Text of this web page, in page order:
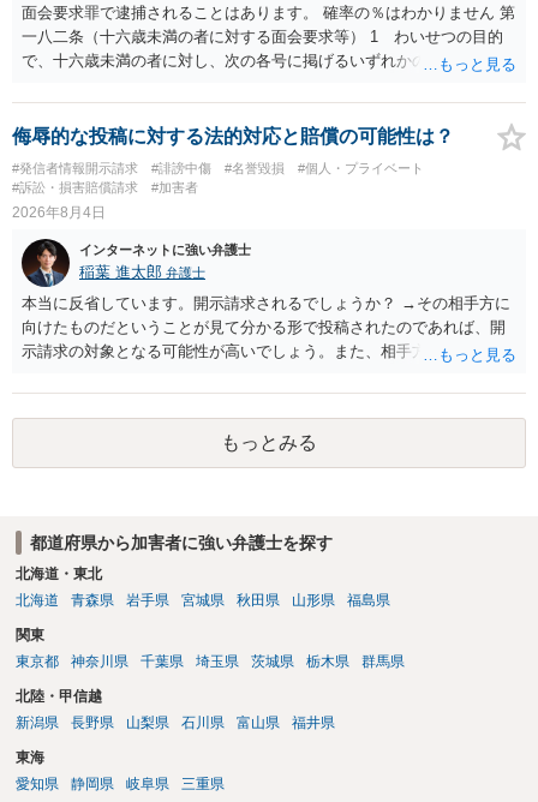
面会要求罪で逮捕されることはあります。 確率の％はわかりません 第
一八二条（十六歳未満の者に対する面会要求等） 1 わいせつの目的
で、十六歳未満の者に対し、次の各号に掲げるいずれかの行為をした
が生まれた日より五年以上前の日に生まれた者に限る。）は、一年以
下の拘禁刑又は五十万円以下の罰金に処する。 一 威迫し、偽計を用
い又は誘惑して面会を要求すること。 二 拒まれたにもかかわらず、
反復して面会を要求すること。 三 金銭その他の利益を供与し、又は
その申込み若しくは約束をして面会を要求すること。 2前項の罪を犯
二年以下の拘禁刑又は百万円以下の罰金に処する。
侮辱的な投稿に対する法的対応と賠償の可能性は？
#発信者情報開示請求 #誹謗中傷 #名誉毀損
#個人・プライベート
#訴訟・損害賠償請求
#加害者
2026年8月4日
インターネットに強い弁護士
稲葉 進太郎 弁護士
本当に反省しています。開示請求されるでしょうか？ →その相手方に
向けたものだということが見て分かる形で投稿されたのであれば、開
示請求の対象となる可能性が高いでしょう。また、相手方の投稿した
と存じます。発信者情報開示請求が進むと、投稿に使った回線の契約
者のところに、意見照会がなされます。アカウント情報開示の場合
は、アカウントの登録メールに意見照会がなされます。 また、された
場合賠償金はいくらでしょうか。 →ケースバイケースであり、数万円
もっとみる
都道府県から加害者に強い弁護士を探す
北海道・東北
北海道
青森県 岩手県 宮城県 秋田県 山形県 福島県
関東
東京都
神奈川県 千葉県 埼玉県 茨城県 栃木県 群馬県
北陸・甲信越
新潟県
長野県 山梨県 石川県 富山県 福井県
東海
愛知県
静岡県 岐阜県 三重県